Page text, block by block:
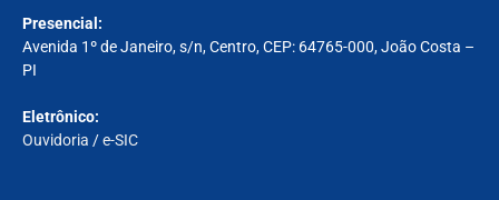
Presencial:
Avenida 1º de Janeiro, s/n, Centro, CEP: 64765-000, João Costa –
PI
Eletrônico:
Ouvidoria /e-SIC